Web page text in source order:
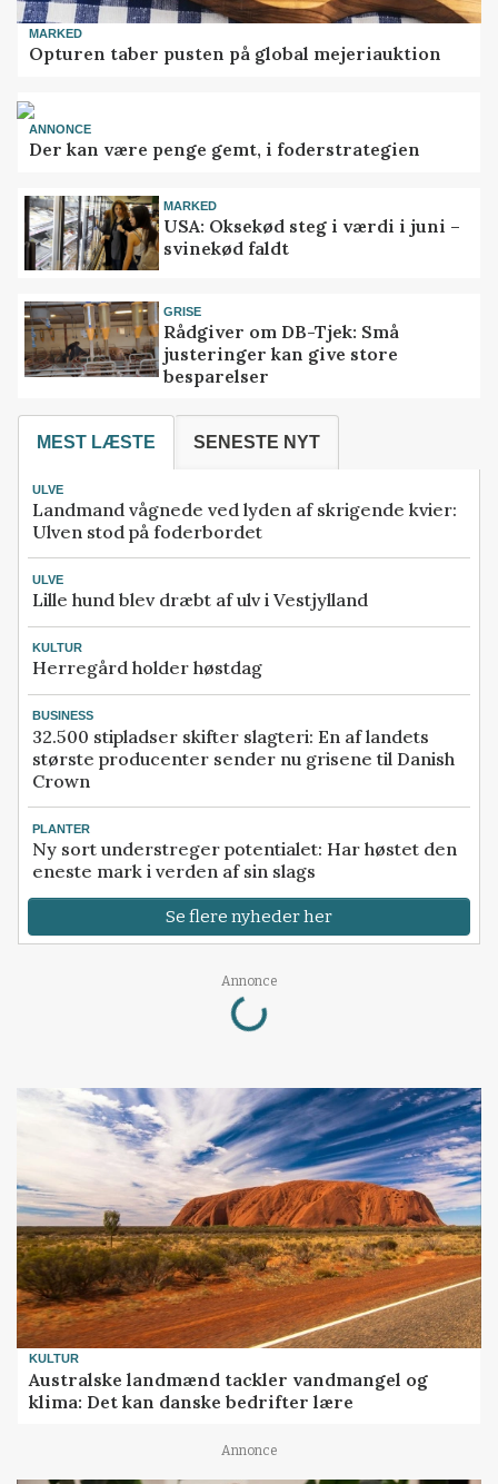
MARKED
Opturen taber pusten på global mejeriauktion
ANNONCE
Der kan være penge gemt, i foderstrategien
MARKED
USA: Oksekød steg i værdi i juni –
svinekød faldt
GRISE
Rådgiver om DB-Tjek: Små
justeringer kan give store
besparelser
MEST LÆSTE SENESTE NYT
ULVE
Landmand vågnede ved lyden af skrigende kvier:
Ulven stod på foderbordet
ULVE
Lille hund blev dræbt af ulv i Vestjylland
KULTUR
Herregård holder høstdag
BUSINESS
32.500 stipladser skifter slagteri: En af landets
største producenter sender nu grisene til Danish
Crown
PLANTER
Ny sort understreger potentialet: Har høstet den
eneste mark i verden af sin slags
Se flere nyheder her
Annonce
Loading...
KULTUR
Australske landmænd tackler vandmangel og
klima: Det kan danske bedrifter lære
Annonce